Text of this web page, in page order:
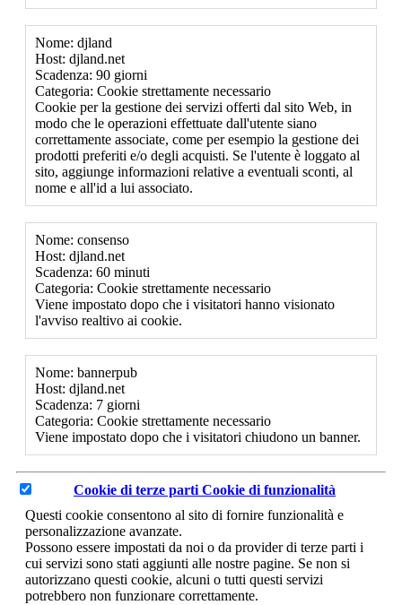
Nome: djland
Host: djland.net
Scadenza: 90 giorni
Categoria: Cookie strettamente necessario
Cookie per la gestione dei servizi offerti dal sito Web, in
modo che le operazioni effettuate dall'utente siano
correttamente associate, come per esempio la gestione dei
prodotti preferiti e/o degli acquisti. Se l'utente è loggato al
sito, aggiunge informazioni relative a eventuali sconti, al
nome e all'id a lui associato.
Nome: consenso
Host: djland.net
Scadenza: 60 minuti
Categoria: Cookie strettamente necessario
Viene impostato dopo che i visitatori hanno visionato
l'avviso realtivo ai cookie.
Nome: bannerpub
Host: djland.net
Scadenza: 7 giorni
Categoria: Cookie strettamente necessario
Viene impostato dopo che i visitatori chiudono un banner.
Cookie di terze parti Cookie di funzionalità
Questi cookie consentono al sito di fornire funzionalità e
personalizzazione avanzate.
Possono essere impostati da noi o da provider di terze parti i
cui servizi sono stati aggiunti alle nostre pagine. Se non si
autorizzano questi cookie, alcuni o tutti questi servizi
potrebbero non funzionare correttamente.